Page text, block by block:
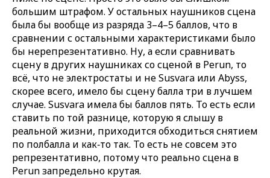
большим штрафом. У остальных наушников сцена
была бы вообще из разряда 3–4–5 баллов, что в
сравнении с остальными характеристиками было
бы нерепрезентативно. Ну, а если сравнивать
сцену в других наушниках со сценой в Perun, то
всё, что не электростаты и не Susvara или Abyss,
скорее всего, имело бы сцену балла три в лучшем
случае. Susvara имела бы баллов пять. То есть если
ставить по той разнице, которую я слышу в
реальной жизни, приходится обходиться снятием
по полбалла и как‑то так. То есть не совсем это
репрезентативно, потому что реально сцена в
Perun запредельно крутая.